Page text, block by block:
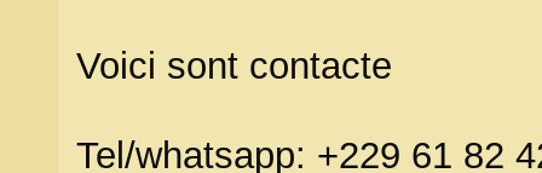
Voici sont contacte
Tel/whatsapp: +229 61 82